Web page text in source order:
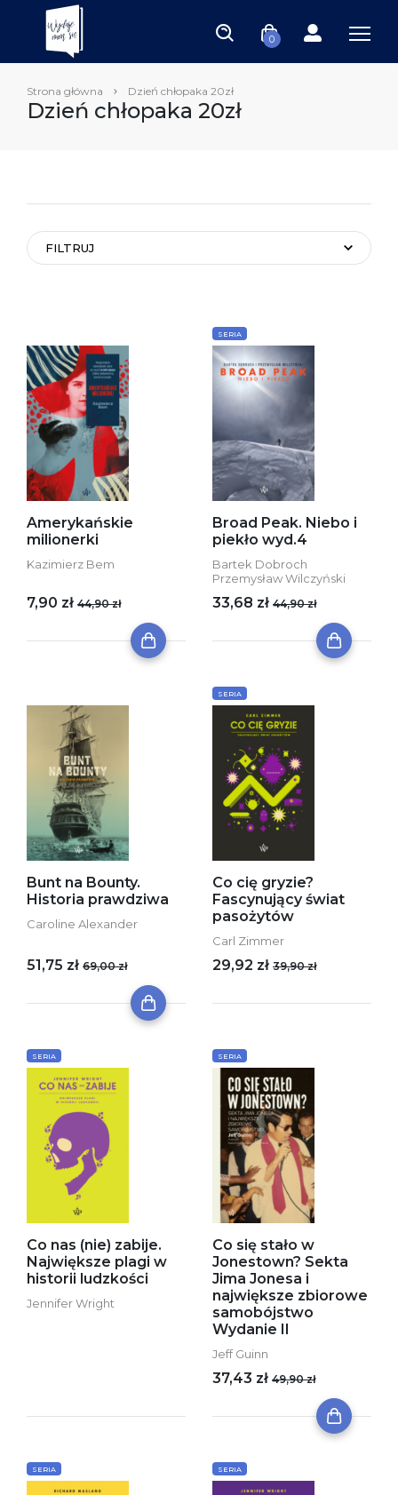
0
Strona główna Dzień chłopaka 20zł
Dzień chłopaka 20zł
FILTRUJ
Amerykańskie
milionerki
Kazimierz Bem
7,90 zł 44,90 zł
SERIA
Broad Peak. Niebo i
piekło wyd.4
Bartek Dobroch
Przemysław Wilczyński
33,68 zł 44,90 zł
Bunt na Bounty.
Historia prawdziwa
Caroline Alexander
51,75 zł 69,00 zł
SERIA
Co cię gryzie?
Fascynujący świat
pasożytów
Carl Zimmer
29,92 zł 39,90 zł
SERIA
Co nas (nie) zabije.
Największe plagi w
historii ludzkości
Jennifer Wright
SERIA
Co się stało w
Jonestown? Sekta
Jima Jonesa i
największe zbiorowe
samobójstwo
Wydanie II
Jeff Guinn
37,43 zł 49,90 zł
SERIA SERIA